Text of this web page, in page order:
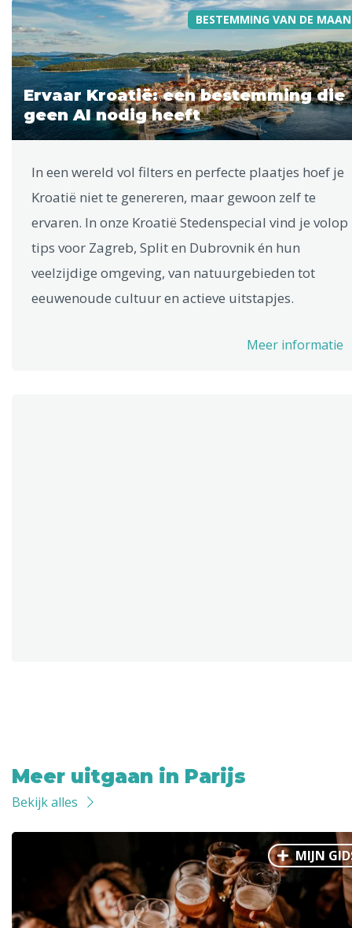
BESTEMMING VAN DE
Ervaar Kroatië: een bestemming die
geen AI nodig heeft
In een wereld vol filters en perfecte plaatjes hoef je
Kroatië niet te genereren, maar gewoon zelf te
ervaren. In onze Kroatië Stedenspecial vind je volop
tips voor Zagreb, Split en Dubrovnik én hun
veelzijdige omgeving, van natuurgebieden tot
eeuwenoude cultuur en actieve uitstapjes.
Meer informatie
Meer uitgaan in Parijs
Bekijk alles
MIJN